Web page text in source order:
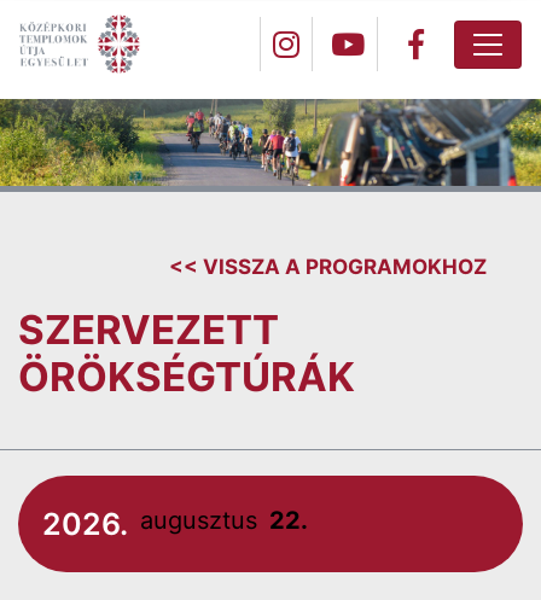
<< VISSZA A PROGRAMOKHOZ
SZERVEZETT
ÖRÖKSÉGTÚRÁK
2026. augusztus 22.